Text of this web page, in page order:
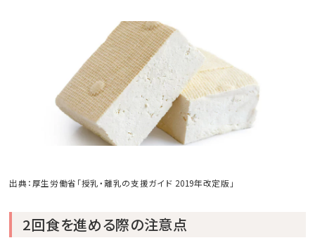
出典：厚生労働省「授乳・離乳の支援ガイド 2019年改定版」
2回食を進める際の注意点